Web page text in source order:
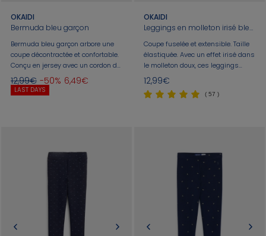
OKAIDI
Bermuda bleu garçon
Bermuda bleu garçon arbore une
coupe décontractée et confortable.
Conçu en jersey avec un cordon de
serrage vert contrastant, il offre un
ajustement optimal. Idéal pour le
quotidien ou le sport. Taille
12,99€ -50% 6,49€
LAST DAYS
OKAIDI
Leggings en molleton irisé bleu Fille
Coupe fuselée et extensible. Taille
élastiquée. Avec un effet irisé dans
le molleton doux, ces leggings
bleus prennent un air de fête ! On
peut facilement les associer à une
blouse, un sweat, un pull, une robe.
12,99€
( 57 )